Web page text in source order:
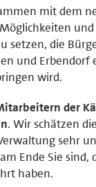
mit dem
setzen, die
und Erbendorf
wird.
der
. Wir schätzen
sehr
Ende Sie sind,
haben.